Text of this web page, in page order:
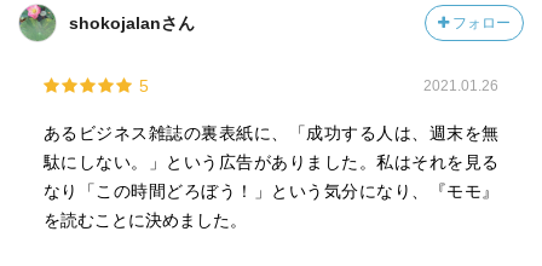
shokojalanさん フォロー
5 2021.01.26
あるビジネス雑誌の裏表紙に、「成功する人は、週末を無
駄にしない。」という広告がありました。私はそれを見る
なり「この時間どろぼう！」という気分になり、『モモ』
を読むことに決めました。